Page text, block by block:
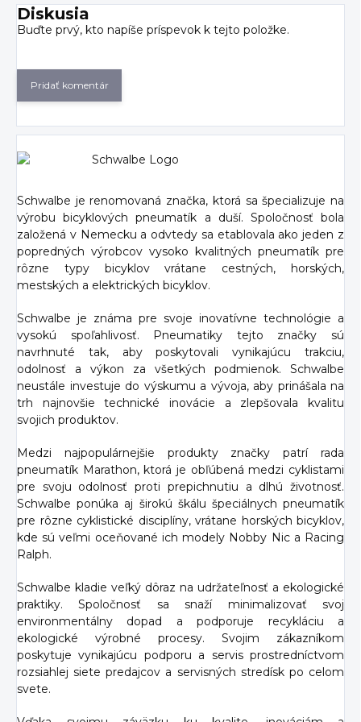
Diskusia
Buďte prvý, kto napíše príspevok k tejto položke.
Pridať komentár
Schwalbe je renomovaná značka, ktorá sa špecializuje na
výrobu bicyklových pneumatík a duší. Spoločnosť bola
založená v Nemecku a odvtedy sa etablovala ako jeden z
popredných výrobcov vysoko kvalitných pneumatík pre
rôzne typy bicyklov vrátane cestných, horských,
mestských a elektrických bicyklov.
Schwalbe je známa pre svoje inovatívne technológie a
vysokú spoľahlivosť. Pneumatiky tejto značky sú
navrhnuté tak, aby poskytovali vynikajúcu trakciu,
odolnosť a výkon za všetkých podmienok. Schwalbe
neustále investuje do výskumu a vývoja, aby prinášala na
trh najnovšie technické inovácie a zlepšovala kvalitu
svojich produktov.
Medzi najpopulárnejšie produkty značky patrí rada
pneumatík Marathon, ktorá je obľúbená medzi cyklistami
pre svoju odolnosť proti prepichnutiu a dlhú životnosť.
Schwalbe ponúka aj širokú škálu špeciálnych pneumatík
pre rôzne cyklistické disciplíny, vrátane horských bicyklov,
kde sú veľmi oceňované ich modely Nobby Nic a Racing
Ralph.
Schwalbe kladie veľký dôraz na udržateľnosť a ekologické
praktiky. Spoločnosť sa snaží minimalizovať svoj
environmentálny dopad a podporuje recykláciu a
ekologické výrobné procesy. Svojim zákazníkom
poskytuje vynikajúcu podporu a servis prostredníctvom
rozsiahlej siete predajcov a servisných stredísk po celom
svete.